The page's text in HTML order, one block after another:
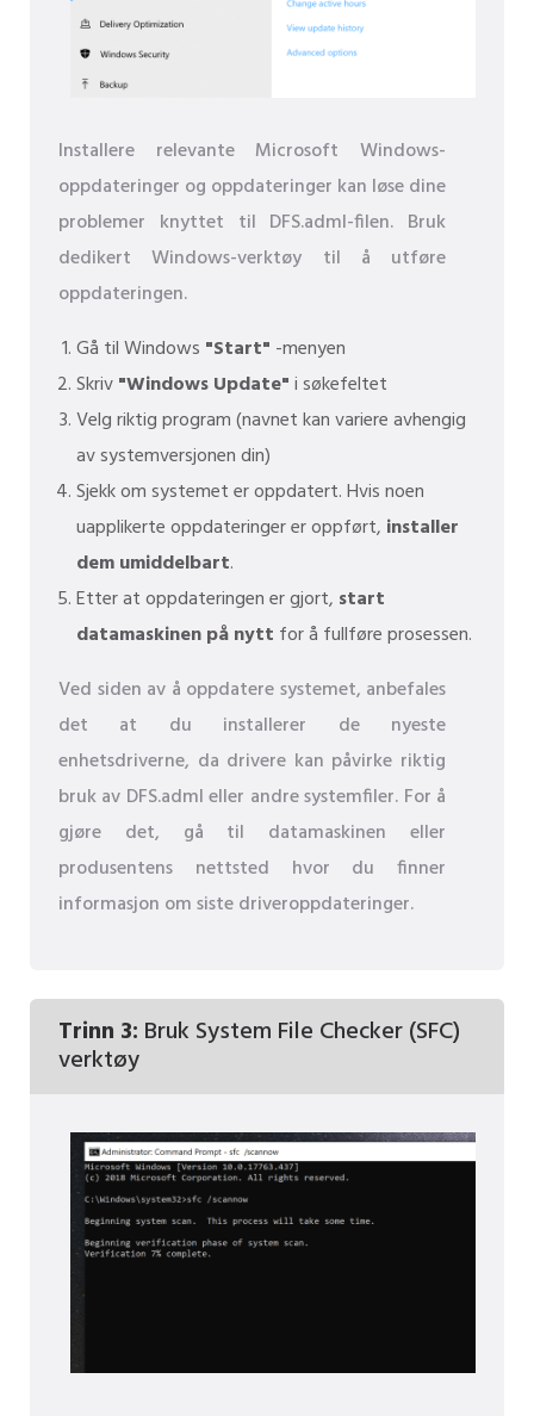
Installere relevante Microsoft Windows-
oppdateringer og oppdateringer kan løse dine
problemer knyttet til DFS.adml-filen. Bruk
dedikert Windows-verktøy til å utføre
oppdateringen.
Gå til Windows "Start" -menyen
Skriv"Windows Update"i søkefeltet
Velg riktig program (navnet kan variere avhengig
av systemversjonen din)
Sjekk om systemet er oppdatert. Hvis noen
uapplikerte oppdateringer er oppført, installer
dem umiddelbart.
Etter at oppdateringen er gjort, start
datamaskinen på nytt for å fullføre prosessen.
Ved siden av å oppdatere systemet, anbefales
det at du installerer de nyeste
enhetsdriverne, da drivere kan påvirke riktig
bruk av DFS.adml eller andre systemfiler. For å
gjøre det, gå til datamaskinen eller
produsentens nettsted hvor du finner
informasjon om siste driveroppdateringer.
Trinn 3: Bruk System File Checker (SFC)
verktøy